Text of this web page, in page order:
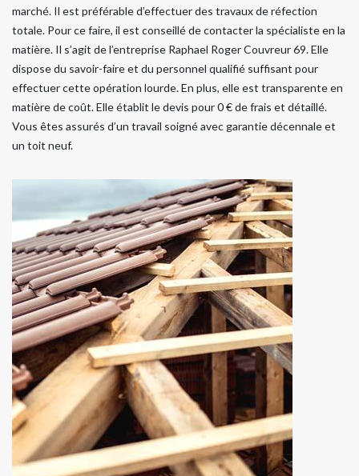
marché. Il est préférable d’effectuer des travaux de réfection
totale. Pour ce faire, il est conseillé de contacter la spécialiste en la
matière. Il s’agit de l’entreprise Raphael Roger Couvreur 69. Elle
dispose du savoir-faire et du personnel qualifié suffisant pour
effectuer cette opération lourde. En plus, elle est transparente en
matière de coût. Elle établit le devis pour 0 € de frais et détaillé.
Vous êtes assurés d’un travail soigné avec garantie décennale et
un toit neuf.